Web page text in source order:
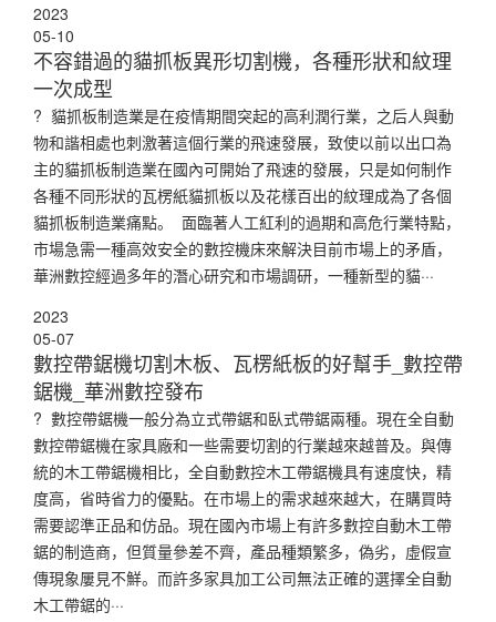
2023
05-10
不容錯過的貓抓板異形切割機，各種形狀和紋理
一次成型
? 貓抓板制造業是在疫情期間突起的高利潤行業，之后人與動
物和諧相處也刺激著這個行業的飛速發展，致使以前以出口為
主的貓抓板制造業在國內可開始了飛速的發展，只是如何制作
各種不同形狀的瓦楞紙貓抓板以及花樣百出的紋理成為了各個
貓抓板制造業痛點。 面臨著人工紅利的過期和高危行業特點，
市場急需一種高效安全的數控機床來解決目前市場上的矛盾，
華洲數控經過多年的潛心研究和市場調研，一種新型的貓···
2023
05-07
數控帶鋸機切割木板、瓦楞紙板的好幫手_數控帶
鋸機_華洲數控發布
? 數控帶鋸機一般分為立式帶鋸和臥式帶鋸兩種。現在全自動
數控帶鋸機在家具廠和一些需要切割的行業越來越普及。與傳
統的木工帶鋸機相比，全自動數控木工帶鋸機具有速度快，精
度高，省時省力的優點。在市場上的需求越來越大，在購買時
需要認準正品和仿品。現在國內市場上有許多數控自動木工帶
鋸的制造商，但質量參差不齊，產品種類繁多，偽劣，虛假宣
傳現象屢見不鮮。而許多家具加工公司無法正確的選擇全自動
木工帶鋸的···